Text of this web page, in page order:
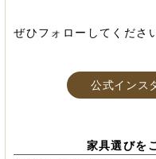
ぜひフォローしてくださ
公式インス
家具選びを